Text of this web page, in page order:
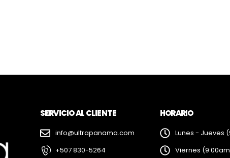
SERVICIO AL CLIENTE
info@ultrapanama.com
+507 830-5264
HORARIO
Lunes - Jueves
Viernes